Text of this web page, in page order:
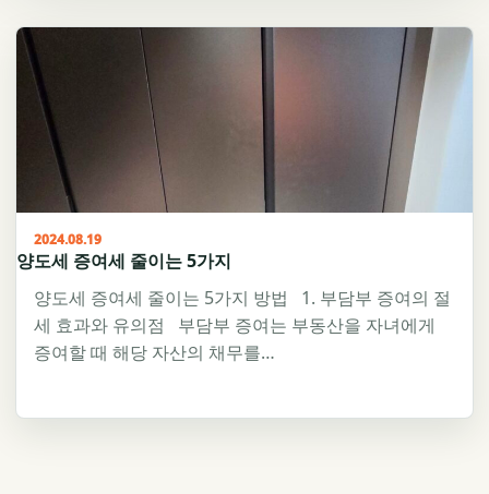
2024.08.19
양도세 증여세 줄이는 5가지
양도세 증여세 줄이는 5가지 방법 1. 부담부 증여의 절
세 효과와 유의점 부담부 증여는 부동산을 자녀에게
증여할 때 해당 자산의 채무를…